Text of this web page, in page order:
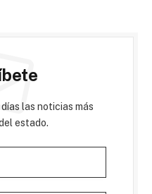
las noticias más
estado.